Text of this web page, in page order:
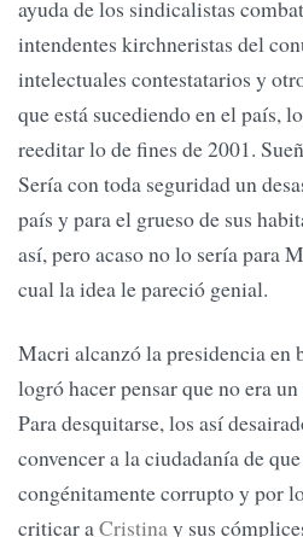
ayuda de los sindicalistas
intendentes kirchneristas del
intelectuales contestatarios y
que está sucediendo en el país,
reeditar lo de fines de 2001.
Sería con toda seguridad un
país y para el grueso de sus
así, pero acaso no lo sería para
cual la idea le pareció genial.
Macri alcanzó la presidencia en
logró hacer pensar que no era
Para desquitarse, los así
convencer a la ciudadanía de
congénitamente corrupto y por
criticar aCristinay sus